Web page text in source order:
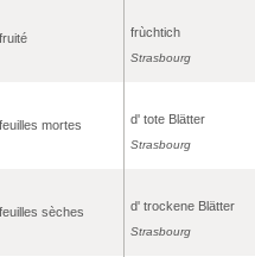
fruité frùchtich
Strasbourg
feuilles mortes d' tote Blätter
Strasbourg
feuilles sèches d' trockene Blätter
Strasbourg